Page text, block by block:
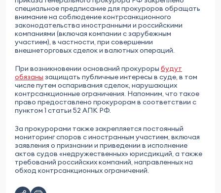
специальное предписание для прокуроров обращать
внимание на соблюдение контрсанкционного
законодательства иностранными и российскими
компаниями (включая компании с зарубежным
участием), в частности, при совершении
внешнеторговых сделок и валютных операций.
При возникновении оснований прокуроры будут
обязаны защищать публичные интересы в суде, в том
числе путем оспаривания сделок, нарушающих
контрсанкционные ограничения. Напомним, что такое
право предоставлено прокурорам в соответствии с
пунктом 1 статьи 52 АПК РФ.
За прокурорами также закрепляется постоянный
мониторинг споров с иностранным участием, включая
заявления о признании и приведении в исполнение
актов судов «недружественных» юрисдикций, а также
требований российских компаний, направленных на
обход контрсанкционных ограничений.